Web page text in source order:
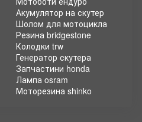
Акумулятор на скутер
Шолом для мотоцикла
Резина bridgestone
Колодки trw
Генератор скутера
Запчастини honda
Лампа osram
Моторезина shinko